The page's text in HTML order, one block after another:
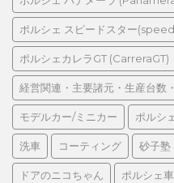
ポルシェ スピードスター
ポルシェカレラGT (CarreraGT)
経営関連・主要諸元・生産台数
モデルカー/ミニカー ポルシ
洗車 コーティング 砂子塾
ドアのニコちゃん ポルシェ